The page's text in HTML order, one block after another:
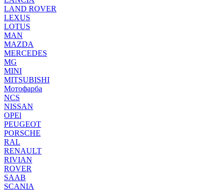
LAND ROVER
LEXUS
LOTUS
MAN
MAZDA
MERCEDES
MG
MINI
MITSUBISHI
Мотофарба
NCS
NISSAN
OPEl
PEUGEOT
PORSCHE
RAL
RENAULT
RIVIAN
ROVER
SAAB
SCANIA